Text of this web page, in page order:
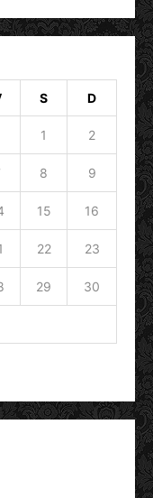
S D
1 2
8 9
15 16
22 23
29 30